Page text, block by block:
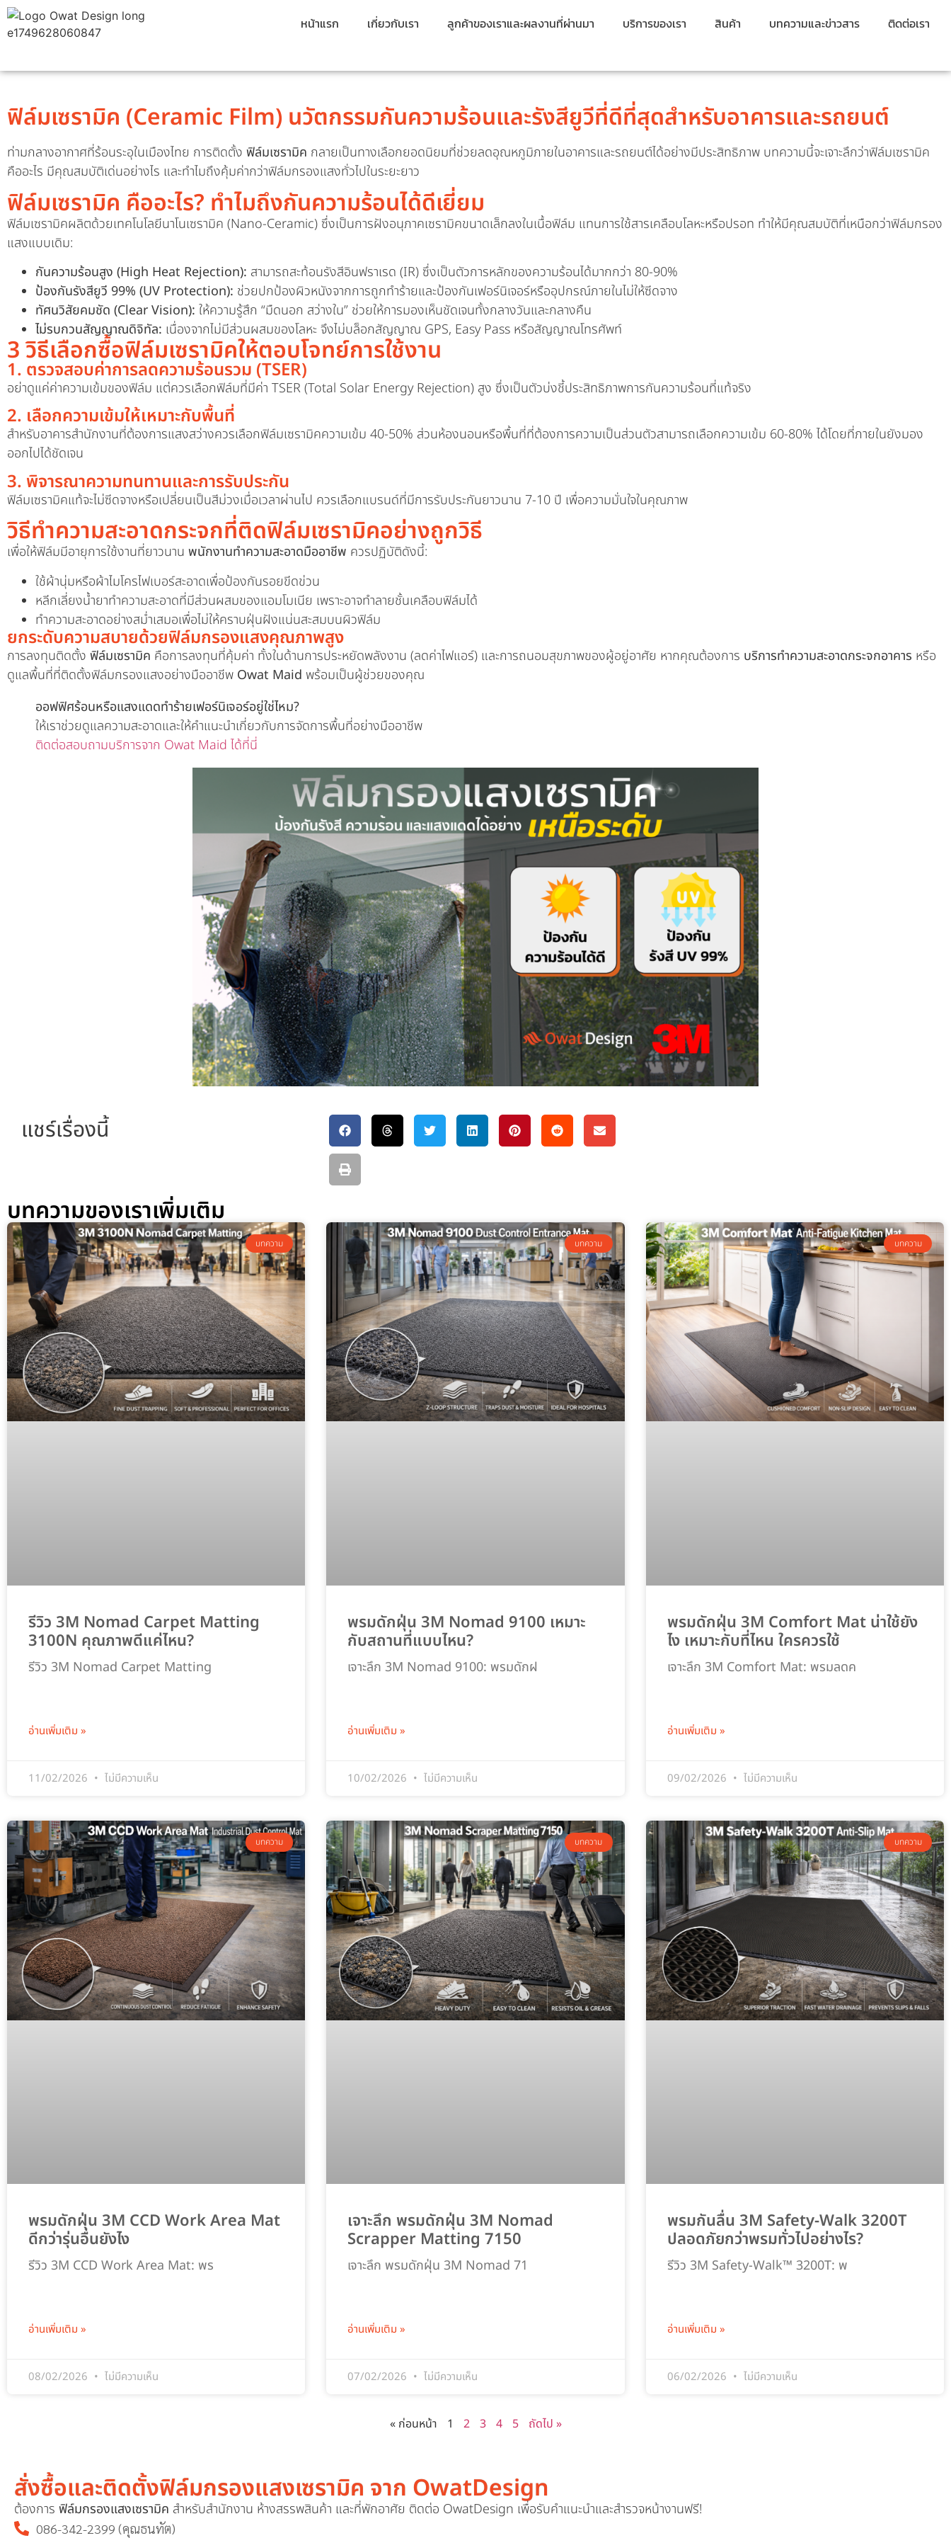
หน้าแรก เกี่ยวกับเรา ลูกค้าของเราและผลงานที่ผ่านมา บริการของเรา สินค้า บทความและข่าวสาร ติดต่อเรา
ฟิล์มเซรามิค (Ceramic Film) นวัตกรรมกันความร้อนและรังสียูวีที่ดีที่สุดสำหรับอาคารและรถยนต์
ท่ามกลางอากาศที่ร้อนระอุในเมืองไทย การติดตั้ง ฟิล์มเซรามิค กลายเป็นทางเลือกยอดนิยมที่ช่วยลดอุณหภูมิภายในอาคารและรถยนต์ได้อย่างมีประสิทธิภาพ บทความนี้จะเจาะลึกว่าฟิล์มเซรามิค
คืออะไร มีคุณสมบัติเด่นอย่างไร และทำไมถึงคุ้มค่ากว่าฟิล์มกรองแสงทั่วไปในระยะยาว
ฟิล์มเซรามิค คืออะไร? ทำไมถึงกันความร้อนได้ดีเยี่ยม
ฟิล์มเซรามิคผลิตด้วยเทคโนโลยีนาโนเซรามิค (Nano-Ceramic) ซึ่งเป็นการฝังอนุภาคเซรามิคขนาดเล็กลงในเนื้อฟิล์ม แทนการใช้สารเคลือบโลหะหรือปรอท ทำให้มีคุณสมบัติที่เหนือกว่าฟิล์มกรอง
แสงแบบเดิม:
กันความร้อนสูง (High Heat Rejection): สามารถสะท้อนรังสีอินฟราเรด (IR) ซึ่งเป็นตัวการหลักของความร้อนได้มากกว่า 80-90%
ป้องกันรังสียูวี 99% (UV Protection): ช่วยปกป้องผิวหนังจากการถูกทำร้ายและป้องกันเฟอร์นิเจอร์หรืออุปกรณ์ภายในไม่ให้ซีดจาง
ทัศนวิสัยคมชัด (Clear Vision): ให้ความรู้สึก “มืดนอก สว่างใน” ช่วยให้การมองเห็นชัดเจนทั้งกลางวันและกลางคืน
ไม่รบกวนสัญญาณดิจิทัล: เนื่องจากไม่มีส่วนผสมของโลหะ จึงไม่บล็อกสัญญาณ GPS, Easy Pass หรือสัญญาณโทรศัพท์
3 วิธีเลือกซื้อฟิล์มเซรามิคให้ตอบโจทย์การใช้งาน
1. ตรวจสอบค่าการลดความร้อนรวม (TSER)
อย่าดูแค่ค่าความเข้มของฟิล์ม แต่ควรเลือกฟิล์มที่มีค่า TSER (Total Solar Energy Rejection) สูง ซึ่งเป็นตัวบ่งชี้ประสิทธิภาพการกันความร้อนที่แท้จริง
2. เลือกความเข้มให้เหมาะกับพื้นที่
สำหรับอาคารสำนักงานที่ต้องการแสงสว่างควรเลือกฟิล์มเซรามิคความเข้ม 40-50% ส่วนห้องนอนหรือพื้นที่ที่ต้องการความเป็นส่วนตัวสามารถเลือกความเข้ม 60-80% ได้โดยที่ภายในยังมอง
ออกไปได้ชัดเจน
3. พิจารณาความทนทานและการรับประกัน
ฟิล์มเซรามิคแท้จะไม่ซีดจางหรือเปลี่ยนเป็นสีม่วงเมื่อเวลาผ่านไป ควรเลือกแบรนด์ที่มีการรับประกันยาวนาน 7-10 ปี เพื่อความมั่นใจในคุณภาพ
วิธีทำความสะอาดกระจกที่ติดฟิล์มเซรามิคอย่างถูกวิธี
เพื่อให้ฟิล์มมีอายุการใช้งานที่ยาวนาน พนักงานทำความสะอาดมืออาชีพ ควรปฏิบัติดังนี้:
ใช้ผ้านุ่มหรือผ้าไมโครไฟเบอร์สะอาดเพื่อป้องกันรอยขีดข่วน
หลีกเลี่ยงน้ำยาทำความสะอาดที่มีส่วนผสมของแอมโมเนีย เพราะอาจทำลายชั้นเคลือบฟิล์มได้
ทำความสะอาดอย่างสม่ำเสมอเพื่อไม่ให้คราบฝุ่นฝังแน่นสะสมบนผิวฟิล์ม
ยกระดับความสบายด้วยฟิล์มกรองแสงคุณภาพสูง
การลงทุนติดตั้ง ฟิล์มเซรามิค คือการลงทุนที่คุ้มค่า ทั้งในด้านการประหยัดพลังงาน (ลดค่าไฟแอร์) และการถนอมสุขภาพของผู้อยู่อาศัย หากคุณต้องการ บริการทำความสะอาดกระจกอาคาร หรือ
ดูแลพื้นที่ที่ติดตั้งฟิล์มกรองแสงอย่างมืออาชีพ Owat Maid พร้อมเป็นผู้ช่วยของคุณ
ออฟฟิศร้อนหรือแสงแดดทำร้ายเฟอร์นิเจอร์อยู่ใช่ไหม?
ให้เราช่วยดูแลความสะอาดและให้คำแนะนำเกี่ยวกับการจัดการพื้นที่อย่างมืออาชีพ
ติดต่อสอบถามบริการจาก Owat Maid ได้ที่นี่
แชร์เรื่องนี้
บทความของเราเพิ่มเติม
บทความ
รีวิว 3M Nomad Carpet Matting
3100N คุณภาพดีแค่ไหน?
รีวิว 3M Nomad Carpet Matting
อ่านเพิ่มเติม »
11/02/2026 ไม่มีความเห็น
บทความ
พรมดักฝุ่น 3M Nomad 9100 เหมาะ
กับสถานที่แบบไหน?
เจาะลึก 3M Nomad 9100: พรมดักฝ
อ่านเพิ่มเติม »
10/02/2026 ไม่มีความเห็น
บทความ
พรมดักฝุ่น 3M Comfort Mat น่าใช้ยัง
ไง เหมาะกับที่ไหน ใครควรใช้
เจาะลึก 3M Comfort Mat: พรมลดค
อ่านเพิ่มเติม »
09/02/2026 ไม่มีความเห็น
บทความ
พรมดักฝุ่น 3M CCD Work Area Mat
ดีกว่ารุ่นอื่นยังไง
รีวิว 3M CCD Work Area Mat: พร
อ่านเพิ่มเติม »
08/02/2026 ไม่มีความเห็น
บทความ
เจาะลึก พรมดักฝุ่น 3M Nomad
Scrapper Matting 7150
เจาะลึก พรมดักฝุ่น 3M Nomad 71
อ่านเพิ่มเติม »
07/02/2026 ไม่มีความเห็น
บทความ
พรมกันลื่น 3M Safety-Walk 3200T
ปลอดภัยกว่าพรมทั่วไปอย่างไร?
รีวิว 3M Safety-Walk™ 3200T: พ
อ่านเพิ่มเติม »
06/02/2026 ไม่มีความเห็น
« ก่อนหน้า 1 2 3 4 5 ถัดไป »
สั่งซื้อและติดตั้งฟิล์มกรองแสงเซรามิค จาก OwatDesign
ต้องการ ฟิล์มกรองแสงเซรามิค สำหรับสำนักงาน ห้างสรรพสินค้า และที่พักอาศัย ติดต่อ OwatDesign เพื่อรับคำแนะนำและสำรวจหน้างานฟรี!
086-342-2399 (คุณธนทัต)